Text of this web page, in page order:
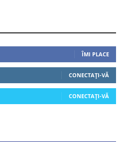
ÎMI PLACE
CONECTAȚI-VĂ
CONECTAȚI-VĂ